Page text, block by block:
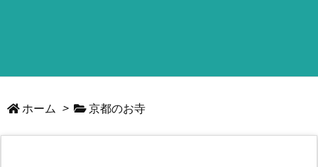
ホーム > 京都のお寺